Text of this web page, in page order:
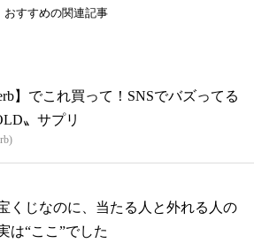
おすすめの関連記事
】でこれ買って！SNSでバズってる
〟サプリ
くじなのに、当たる人と外れる人の
は“ここ”でした